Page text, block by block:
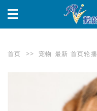
首页 >> 宠物 最新 首页轮播